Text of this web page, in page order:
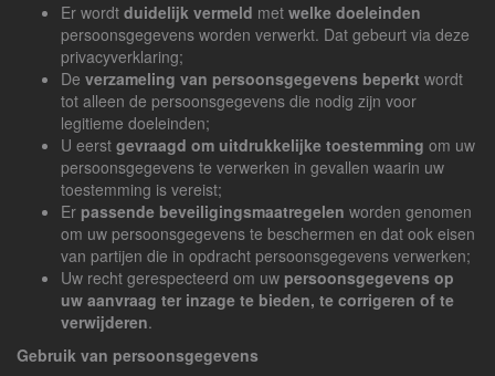
Er wordt duidelijk vermeld met welke doeleinden
persoonsgegevens worden verwerkt. Dat gebeurt via deze
privacyverklaring;
De verzameling van persoonsgegevens beperkt wordt
tot alleen de persoonsgegevens die nodig zijn voor
legitieme doeleinden;
U eerst gevraagd om uitdrukkelijke toestemming om uw
persoonsgegevens te verwerken in gevallen waarin uw
toestemming is vereist;
Er passende beveiligingsmaatregelen worden genomen
om uw persoonsgegevens te beschermen en dat ook eisen
van partijen die in opdracht persoonsgegevens verwerken;
Uw recht gerespecteerd om uw persoonsgegevens op
uw aanvraag ter inzage te bieden, te corrigeren of te
verwijderen.
Gebruik van persoonsgegevens